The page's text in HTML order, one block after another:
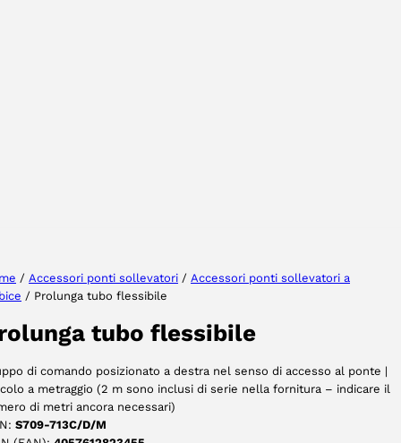
/ Accessori ponti sollevatori / Accessori ponti sollevatori a
/ Prolunga tubo flessibile
tubo flessibile
di comando posizionato a destra nel senso di accesso al ponte |
a metraggio (2 m sono inclusi di serie nella fornitura – indicare il
di metri ancora necessari)
S709-713C/D/M